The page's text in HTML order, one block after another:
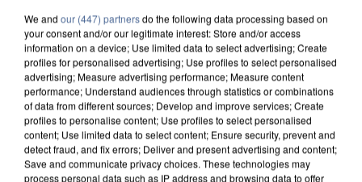
We and our (447) partnersdo the following data processing based on
your consent and/or our legitimate interest: Store and/or access
information on a device; Use limited data to select advertising; Create
profiles for personalised advertising; Use profiles to select personalised
advertising; Measure advertising performance; Measure content
performance; Understand audiences through statistics or combinations
of data from different sources; Develop and improve services; Create
profiles to personalise content; Use profiles to select personalised
content; Use limited data to select content; Ensure security, prevent and
detect fraud, and fix errors; Deliver and present advertising and content;
Save and communicate privacy choices. These technologies may
process personal data such as IP address and browsing data to offer